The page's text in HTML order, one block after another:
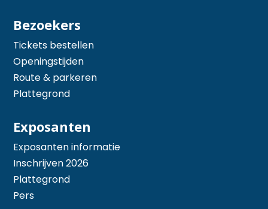
Bezoekers
Tickets bestellen
Openingstijden
Route & parkeren
Plattegrond
Exposanten
Exposanten informatie
Inschrijven 2026
Plattegrond
Pers